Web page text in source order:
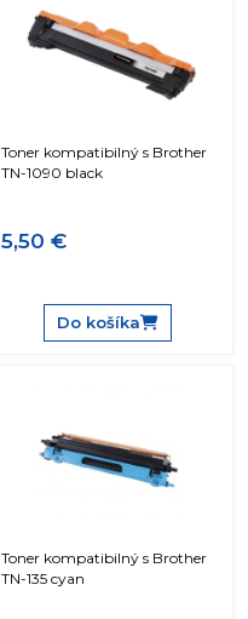
Toner kompatibilný s Brother
TN-1090 black
5,50 €
Do košíka
Toner kompatibilný s Brother
TN-135 cyan